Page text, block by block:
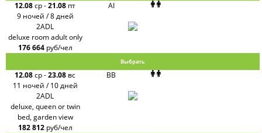
12.08ср-21.08 пт
9 ночей / 8 дней
AI
2ADL
deluxe room adult only
176 664 руб/чел
Выбрать
12.08ср-23.08 вс
11 ночей / 10 дней
BB
2ADL
deluxe, queen or twin
bed, garden view
182 812 руб/чел